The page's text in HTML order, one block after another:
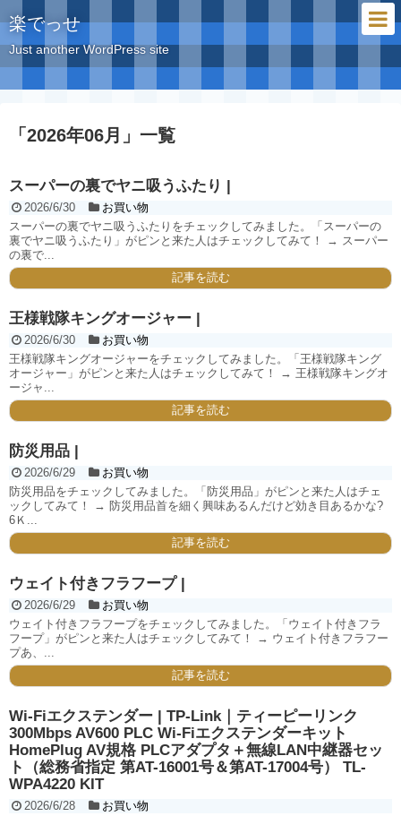
楽でっせ
Just another WordPress site
「 2026年06月 」 一覧
スーパーの裏でヤニ吸うふたり |
2026/6/30
お買い物
スーパーの裏でヤニ吸うふたりをチェックしてみました。「スーパーの
裏でヤニ吸うふたり」がピンと来た人はチェックしてみて！ → スーパー
の裏で...
記事を読む
王様戦隊キングオージャー |
2026/6/30
お買い物
王様戦隊キングオージャーをチェックしてみました。「王様戦隊キング
オージャー」がピンと来た人はチェックしてみて！ → 王様戦隊キングオ
ージャ...
記事を読む
防災用品 |
2026/6/29
お買い物
防災用品をチェックしてみました。「防災用品」がピンと来た人はチェ
ックしてみて！ → 防災用品首を細く興味あるんだけど効き目あるかな?
6Ｋ...
記事を読む
ウェイト付きフラフープ |
2026/6/29
お買い物
ウェイト付きフラフープをチェックしてみました。「ウェイト付きフラ
フープ」がピンと来た人はチェックしてみて！ → ウェイト付きフラフー
プあ、...
記事を読む
Wi-Fiエクステンダー | TP-Link｜ティーピーリンク
300Mbps AV600 PLC Wi-Fiエクステンダーキット
HomePlug AV規格 PLCアダプタ＋無線LAN中継器セッ
ト（総務省指定 第AT-16001号＆第AT-17004号） TL-
WPA4220 KIT
2026/6/28
お買い物